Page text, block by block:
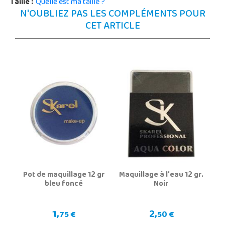
N'OUBLIEZ PAS LES COMPLÉMENTS POUR
CET ARTICLE
Pot de maquillage 12 gr
bleu foncé
1,75 €
Maquillage à l'eau 12 gr.
Noir
2,50 €